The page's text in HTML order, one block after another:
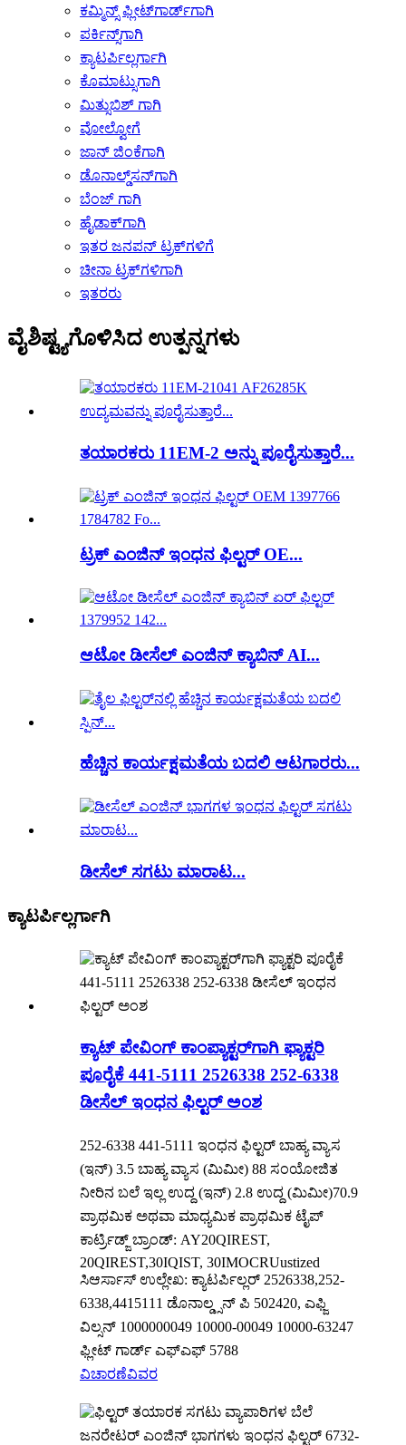
ಕಮ್ಮಿನ್ಸ್ ಫ್ಲೀಟ್‌ಗಾರ್ಡ್‌ಗಾಗಿ
ಪರ್ಕಿನ್ಸ್‌ಗಾಗಿ
ಕ್ಯಾಟರ್ಪಿಲ್ಲರ್ಗಾಗಿ
ಕೊಮಾಟ್ಸುಗಾಗಿ
ಮಿತ್ಸುಬಿಶ್ ಗಾಗಿ
ವೋಲ್ವೋಗೆ
ಜಾನ್ ಜಿಂಕೆಗಾಗಿ
ಡೊನಾಲ್ಡ್‌ಸನ್‌ಗಾಗಿ
ಬೆಂಜ್ ಗಾಗಿ
ಹೈಡಾಕ್‌ಗಾಗಿ
ಇತರ ಜನಪನ್ ಟ್ರಕ್‌ಗಳಿಗೆ
ಚೀನಾ ಟ್ರಕ್‌ಗಳಿಗಾಗಿ
ಇತರರು
ವೈಶಿಷ್ಟ್ಯಗೊಳಿಸಿದ ಉತ್ಪನ್ನಗಳು
ತಯಾರಕರು 11EM-2 ಅನ್ನು ಪೂರೈಸುತ್ತಾರೆ...
ಟ್ರಕ್ ಎಂಜಿನ್ ಇಂಧನ ಫಿಲ್ಟರ್ OE...
ಆಟೋ ಡೀಸೆಲ್ ಎಂಜಿನ್ ಕ್ಯಾಬಿನ್ AI...
ಹೆಚ್ಚಿನ ಕಾರ್ಯಕ್ಷಮತೆಯ ಬದಲಿ ಆಟಗಾರರು...
ಡೀಸೆಲ್ ಸಗಟು ಮಾರಾಟ...
ಕ್ಯಾಟರ್ಪಿಲ್ಲರ್ಗಾಗಿ
ಕ್ಯಾಟ್ ಪೇವಿಂಗ್ ಕಾಂಪ್ಯಾಕ್ಟರ್‌ಗಾಗಿ ಫ್ಯಾಕ್ಟರಿ
ಪೂರೈಕೆ 441-5111 2526338 252-6338
ಡೀಸೆಲ್ ಇಂಧನ ಫಿಲ್ಟರ್ ಅಂಶ
252-6338 441-5111 ಇಂಧನ ಫಿಲ್ಟರ್ ಬಾಹ್ಯ ವ್ಯಾಸ
(ಇನ್) 3.5 ಬಾಹ್ಯ ವ್ಯಾಸ (ಮಿಮೀ) 88 ಸಂಯೋಜಿತ
ನೀರಿನ ಬಲೆ ಇಲ್ಲ ಉದ್ದ (ಇನ್) 2.8 ಉದ್ದ (ಮಿಮೀ)70.9
ಪ್ರಾಥಮಿಕ ಅಥವಾ ಮಾಧ್ಯಮಿಕ ಪ್ರಾಥಮಿಕ ಟೈಪ್
ಕಾರ್ಟ್ರಿಡ್ಜ್ ಬ್ರಾಂಡ್: AY20QIREST,
20QIREST,30IQIST, 30IMOCRUustized
ಸಿಆರ್ಸಾಸ್ ಉಲ್ಲೇಖ: ಕ್ಯಾಟರ್ಪಿಲ್ಲರ್ 2526338,252-
6338,4415111 ಡೊನಾಲ್ಡ್ಸನ್ ಪಿ 502420, ಎಫ್ಜಿ
ವಿಲ್ಸನ್ 1000000049 10000-00049 10000-63247
ಫ್ಲೀಟ್ ಗಾರ್ಡ್ ಎಫ್ಎಫ್ 5788
ವಿಚಾರಣೆವಿವರ